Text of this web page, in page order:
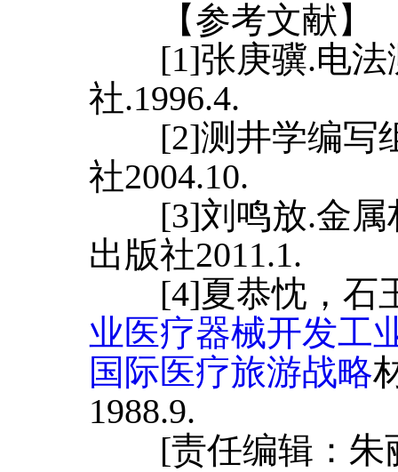
【参考文献】
[1]张庚骥.电法
社.1996.4.
[2]测井学编写组
社2004.10.
[3]刘鸣放.金属
出版社2011.1.
[4]夏恭忱，石
业医疗器械开发工
国际医疗旅游战略
1988.9.
[责任编辑：朱